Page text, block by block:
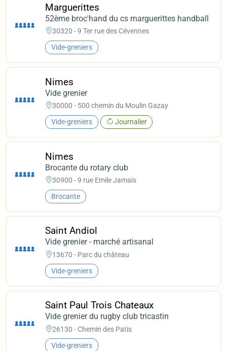
Marguerittes
52ème broc'hand du cs marguerittes handball
30320 - 9 Ter rue des Cévennes
Vide-greniers
Nimes
Vide grenier
30000 - 500 chemin du Moulin Gazay
Vide-greniers Journalier
Nimes
Brocante du rotary club
30900 - 9 rue Emile Jamais
Brocante
Saint Andiol
Vide grenier - marché artisanal
13670 - Parc du château
Vide-greniers
Saint Paul Trois Chateaux
Vide grenier du rugby club tricastin
26130 - Chemin des Patis
Vide-greniers